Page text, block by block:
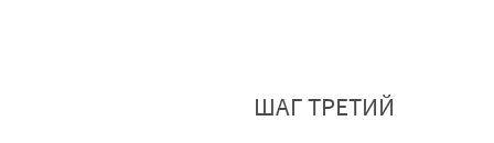
ШАГ ТРЕТИЙ